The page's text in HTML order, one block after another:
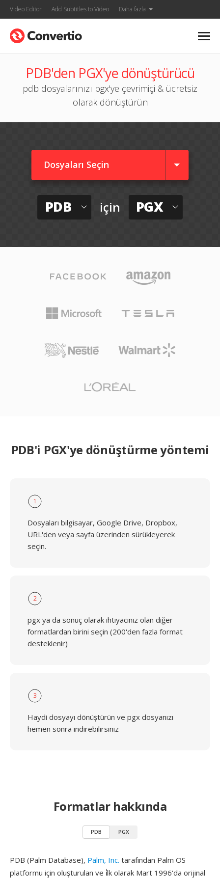
Video Editor Add Subtitles to Video Daha fazla
PDB'den PGX'ye dönüştürücü
pdb dosyalarınızı pgx'ye çevrimiçi & ücretsiz
olarak dönüştürün
Dosyaları Seçin
PDB için PGX
PDB'i PGX'ye dönüştürme yöntemi
1
Dosyaları bilgisayar, Google Drive, Dropbox,
URL'den veya sayfa üzerinden sürükleyerek
seçin.
2
pgx ya da sonuç olarak ihtiyacınız olan diğer
formatlardan birini seçin (200'den fazla format
desteklenir)
3
Haydi dosyayı dönüştürün ve pgx dosyanızı
hemen sonra indirebilirsiniz
Formatlar hakkında
PDB PGX
PDB (Palm Database), Palm, Inc. tarafından Palm OS
platformu için oluşturulan ve i̇lk olarak Mart 1996'da orijinal